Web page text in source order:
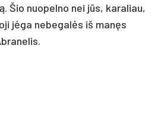
Šio nuo­pel­no nei jūs, ka­ra­liau,
jėga ne­be­galės iš manęs